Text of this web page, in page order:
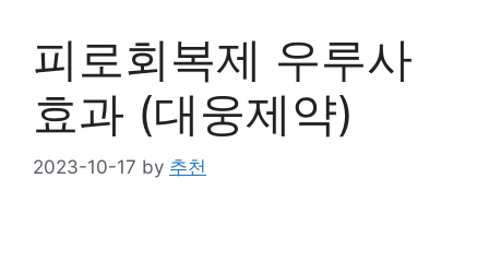
피로회복제 우루사
효과 (대웅제약)
2023-10-17 by 추천